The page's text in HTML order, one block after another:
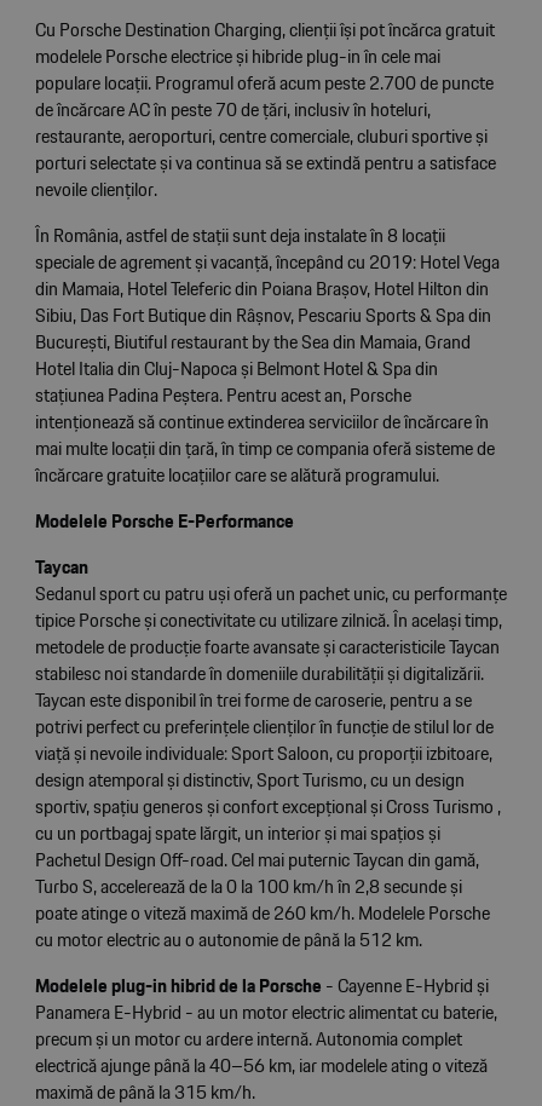
Cu Porsche Destination Charging, clienții își pot încărca gratuit
modelele Porsche electrice și hibride plug-in în cele mai
populare locații. Programul oferă acum peste 2.700 de puncte
de încărcare AC în peste 70 de țări, inclusiv în hoteluri,
restaurante, aeroporturi, centre comerciale, cluburi sportive și
porturi selectate și va continua să se extindă pentru a satisface
nevoile clienților.
În România, astfel de stații sunt deja instalate în 8 locații
speciale de agrement și vacanță, începând cu 2019: Hotel Vega
din Mamaia, Hotel Teleferic din Poiana Brașov, Hotel Hilton din
Sibiu, Das Fort Butique din Râșnov, Pescariu Sports & Spa din
București, Biutiful restaurant by the Sea din Mamaia, Grand
Hotel Italia din Cluj-Napoca și Belmont Hotel & Spa din
stațiunea Padina Peștera. Pentru acest an, Porsche
intenționează să continue extinderea serviciilor de încărcare în
mai multe locații din țară, în timp ce compania oferă sisteme de
încărcare gratuite locațiilor care se alătură programului.
Modelele Porsche E-Performance
Taycan
Sedanul sport cu patru uși oferă un pachet unic, cu performanțe
tipice Porsche și conectivitate cu utilizare zilnică. În același timp,
metodele de producție foarte avansate și caracteristicile Taycan
stabilesc noi standarde în domeniile durabilității și digitalizării.
Taycan este disponibil în trei forme de caroserie, pentru a se
potrivi perfect cu preferințele clienților în funcție de stilul lor de
viață și nevoile individuale: Sport Saloon, cu proporții izbitoare,
design atemporal și distinctiv, Sport Turismo, cu un design
sportiv, spațiu generos și confort excepțional și Cross Turismo ,
cu un portbagaj spate lărgit, un interior și mai spațios și
Pachetul Design Off-road. Cel mai puternic Taycan din gamă,
Turbo S, accelerează de la 0 la 100 km/h în 2,8 secunde și
poate atinge o viteză maximă de 260 km/h. Modelele Porsche
cu motor electric au o autonomie de până la 512 km.
Modelele plug-in hibrid de la Porsche - Cayenne E-Hybrid și
Panamera E-Hybrid - au un motor electric alimentat cu baterie,
precum și un motor cu ardere internă. Autonomia complet
electrică ajunge până la 40–56 km, iar modelele ating o viteză
maximă de până la 315 km/h.